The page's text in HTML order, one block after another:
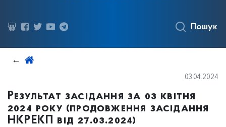
Пошук
03.04.2024
Результат засідання за 03 квітня
2024 року (продовження засідання
НКРЕКП від 27.03.2024)